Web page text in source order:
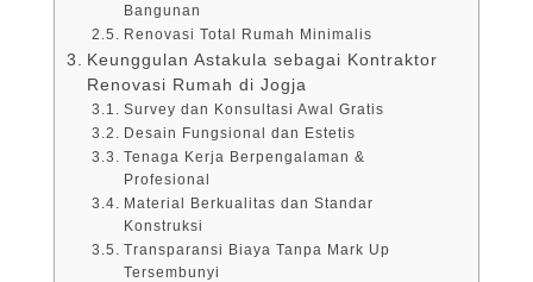
Bangunan
Renovasi Total Rumah Minimalis
Keunggulan Astakula sebagai Kontraktor
Renovasi Rumah di Jogja
Survey dan Konsultasi Awal Gratis
Desain Fungsional dan Estetis
Tenaga Kerja Berpengalaman &
Profesional
Material Berkualitas dan Standar
Konstruksi
Transparansi Biaya Tanpa Mark Up
Tersembunyi